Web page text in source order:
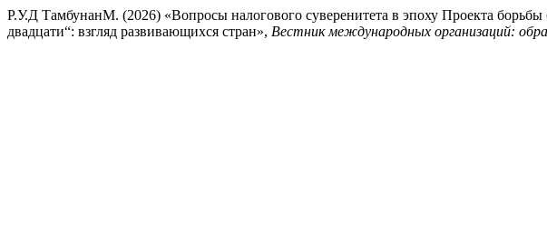
Р.У.Д ТамбунанМ. (2026) «Вопросы налогового суверенитета в эпоху Проекта
двадцати“: взгляд развивающихся стран», Вестник международных организаций: